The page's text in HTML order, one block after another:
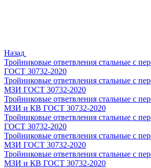
Назад
Тройниковые ответвления стальные с
ГОСТ 30732-2020
Тройниковые ответвления стальные с
МЗИ ГОСТ 30732-2020
Тройниковые ответвления стальные с
МЗИ и КВ ГОСТ 30732-2020
Тройниковые ответвления стальные с
ГОСТ 30732-2020
Тройниковые ответвления стальные с
МЗИ ГОСТ 30732-2020
Тройниковые ответвления стальные с
МЗИ и КВ ГОСТ 30732-2020